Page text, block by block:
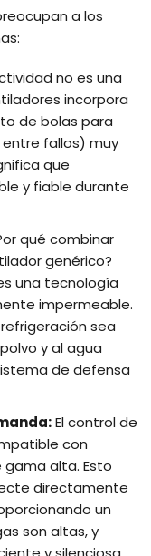
a los
no es una
incorpora
de bolas para
entre fallos) muy
que
y fiable durante
qué combinar
genérico?
una tecnología
impermeable.
sea
y al agua
de defensa
El control de
con
gama alta. Esto
directamente
un
son altas, y